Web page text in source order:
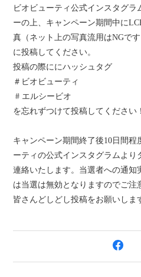
ビオビューティ公式インスタグラ
ーの上、 キャンペーン期間中に
真（ネット上の写真流用はNGで
に投稿してください。
投稿の際ににハッシュタグ
＃ビオビューティ
# エルシービオ
を忘れずつけて投稿してください！
キャンペーン期間終了後10日間程
ーティの公式インスタグラムよ
連絡いたします。当選者への通知
は当選は無効となりますのでご注
皆さんどしどし投稿をお願いしま